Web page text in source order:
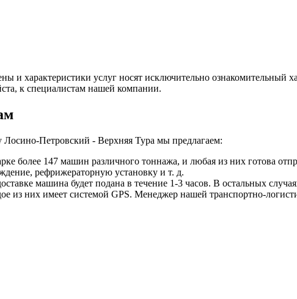
и характеристики услуг носят исключительно ознакомительный
к специалистам нашей компании.
Петровский - Верхняя Тура мы предлагаем:
более 147 машин различного тоннажа, и любая из них готова
рефрижераторную установку и т. д.
машина будет подана в течение 1-3 часов. В остальных
из них имеет системой GPS. Менеджер нашей транспортно-